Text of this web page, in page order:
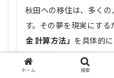
秋田への移住は、多く
す。その夢を現実にする
金 計算方法」 を具体的
ことが何よりも大切です
ホーム 検索